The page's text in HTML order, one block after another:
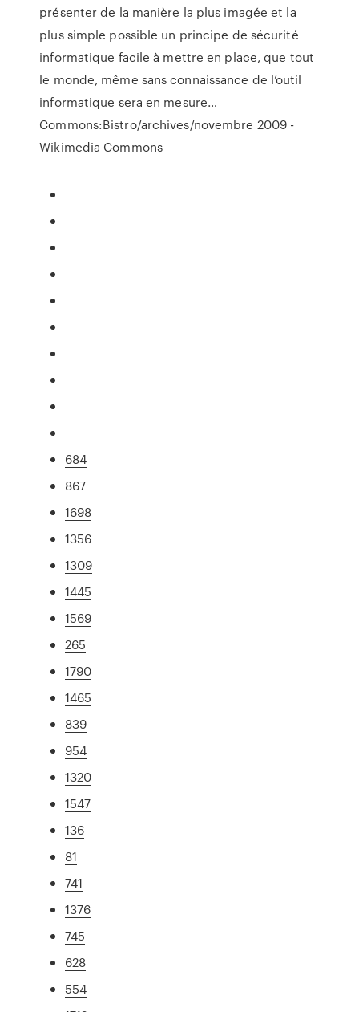
présenter de la manière la plus imagée et la
plus simple possible un principe de sécurité
informatique facile à mettre en place, que tout
le monde, même sans connaissance de l’outil
informatique sera en mesure…
Commons:Bistro/archives/novembre 2009 -
Wikimedia Commons
684
867
1698
1356
1309
1445
1569
265
1790
1465
839
954
1320
1547
136
81
741
1376
745
628
554